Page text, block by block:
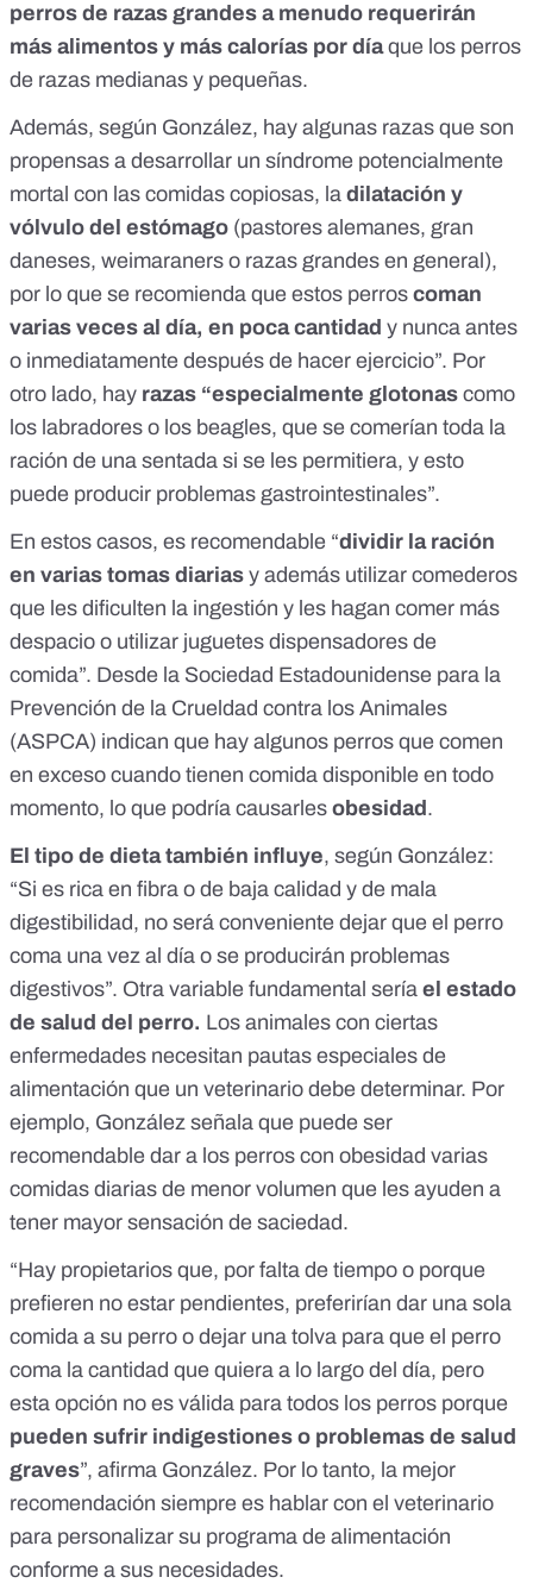
perros de razas grandes a menudo requerirán
más alimentos y más calorías por díaque los perros
de razas medianas y pequeñas.
Además, según González, hay algunas razas que son
propensas a desarrollar un síndrome potencialmente
mortal con las comidas copiosas, la dilatación y
vólvulo del estómago (pastores alemanes, gran
daneses, weimaraners o razas grandes en general),
por lo que se recomienda que estos perros coman
varias veces al día, en poca cantidad y nunca antes
o inmediatamente después de hacer ejercicio”. Por
otro lado, hay razas “especialmente glotonas como
los labradores o los beagles, que se comerían toda la
ración de una sentada si se les permitiera, y esto
puede producir problemas gastrointestinales”.
En estos casos, es recomendable “dividir la ración
en varias tomas diarias y además utilizar comederos
que les dificulten la ingestión y les hagan comer más
despacio o utilizar juguetes dispensadores de
comida”. Desde la Sociedad Estadounidense para la
Prevención de la Crueldad contra los Animales
(ASPCA) indican que hay algunos perros que comen
en exceso cuando tienen comida disponible en todo
momento, lo que podría causarles obesidad .
El tipo de dieta también influye, según González:
“Si es rica en fibra o de baja calidad y de mala
digestibilidad, no será conveniente dejar que el perro
coma una vez al día o se producirán problemas
digestivos”. Otra variable fundamental sería el estado
de salud del perro. Los animales con ciertas
enfermedades necesitan pautas especiales de
alimentación que un veterinario debe determinar. Por
ejemplo, González señala que puede ser
recomendable dar a los perros con obesidad varias
comidas diarias de menor volumen que les ayuden a
tener mayor sensación de saciedad.
“Hay propietarios que, por falta de tiempo o porque
prefieren no estar pendientes, preferirían dar una sola
comida a su perro o dejar una tolva para que el perro
coma la cantidad que quiera a lo largo del día, pero
esta opción no es válida para todos los perros porque
pueden sufrir indigestiones o problemas de salud
graves”, afirma González. Por lo tanto, la mejor
recomendación siempre es hablar con el veterinario
para personalizar su programa de alimentación
conforme a sus necesidades.